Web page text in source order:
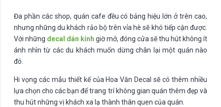
Đa phần các shop, quán cafe đều có bảng hiệu lớn ở trên cao,
nhưng những du khách rảo bộ trên vỉa hè sẽ khó tiếp cận được.
Với những decal dán kính giờ mở, đóng cửa sẽ thu hút không ít
ánh nhìn từ các du khách muốn dừng chân lại một quán nào
đó.
Hi vọng các mẫu thiết kế của Hoa Văn Decal sẽ có thêm nhiều
lựa chọn cho các bạn để trang trí không gian quán thêm đẹp và
thu hút những vị khách xa lạ thành thân quen của quán.